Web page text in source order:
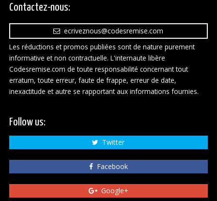
Contactez-nous:
ecriveznous@codesremise.com
Les réductions et promos publiées sont de nature purement
informative et non contractuelle. L'internaute libère
Codesremise.com de toute responsabilité concernant tout
erratum, toute erreur, faute de frappe, erreur de date,
inexactitude et autre se rapportant aux informations fournies.
Follow us:
Twitter
Facebook
Google+